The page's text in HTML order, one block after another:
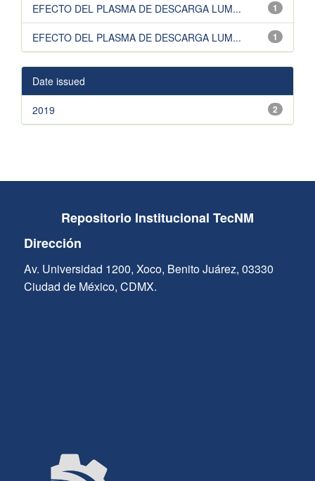
1
EFECTO DEL PLASMA DE DESCARGA LUM...
1
EFECTO DEL PLASMA DE DESCARGA LUM...
Date issued
2
2019
Repositorio Institucional TecNM
Dirección
Av. Universidad 1200, Xoco, Benito Juárez, 03330
Ciudad de México, CDMX.